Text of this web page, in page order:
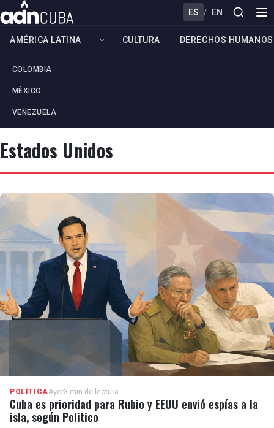
ES / EN
AMÉRICA LATINA
COLOMBIA
MÉXICO
VENEZUELA
CULTURA DERECHOS HUMANOS
Estados Unidos
POLÍTICAAyer3 min de lectura
Cuba es prioridad para Rubio y EEUU envió espías a la
isla, según Politico